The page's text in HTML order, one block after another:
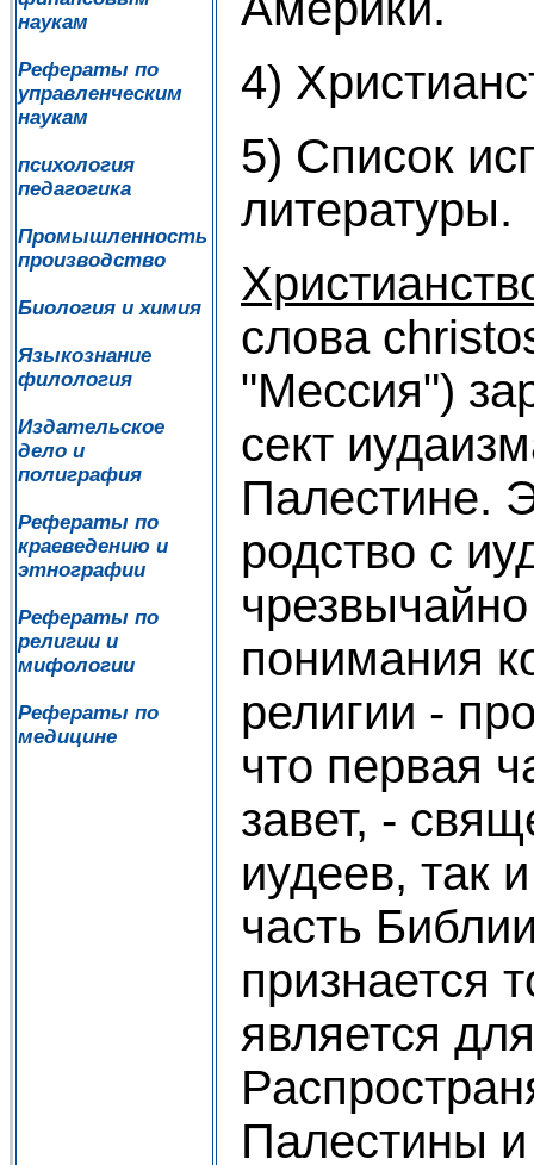
наукам
Рефераты по
управленческим
наукам
психология
педагогика
Промышленность
производство
Биология и химия
Языкознание
филология
Издательское
дело и
полиграфия
Рефераты по
краеведению и
этнографии
Рефераты по
религии и
мифологии
Рефераты по
медицине
4)
5) Список
литературы.
слова
"Мессия")
сект
Палестине.
родство с
понимания
религии -
что первая
завет, -
иудеев, так
часть
признается
является
Палестины